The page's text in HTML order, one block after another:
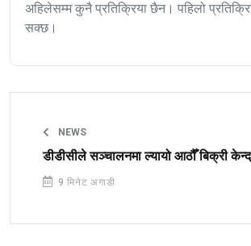
अहिलेसम्म कुनै प्रतिक्रिया छैन। पहिलो
सक्छ।
NEWS
डीडीसीले सञ्चालनमा ल्यायो आठौँ बिक्री
9 मिनेट अगाडी